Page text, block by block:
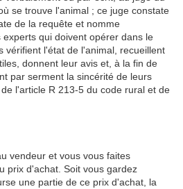
se trouve l'animal ; ce juge constate
de la requête et nomme
qui doivent opérer dans le
vérifient l'état de l'animal, recueillent
donnent leur avis et, à la fin de
par serment la sincérité de leurs
l'article R 213-5 du code rural et de
vendeur et vous vous faites
prix d'achat. Soit vous gardez
une partie de ce prix d'achat, la